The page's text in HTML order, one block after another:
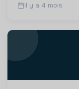
Il y a 4 mois